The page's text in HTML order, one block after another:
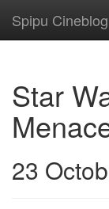
Spipu Cineblog
Star
23